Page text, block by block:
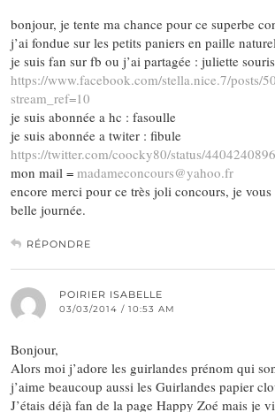
bonjour, je tente ma chance pour ce superbe
j’ai fondue sur les petits paniers en paille
je suis fan sur fb ou j’ai partagée : juliette
https://www.facebook.com/stella.nice.7/posts/
stream_ref=10
je suis abonnée a hc : fasoulle
je suis abonnée a twiter : fibule
https://twitter.com/coocky80/status/
mon mail = madameconcours@yahoo.fr
encore merci pour ce très joli concours, je vous
belle journée.
RÉPONDRE
POIRIER ISABELLE
03/03/2014 / 10:53 AM
Bonjour,
Alors moi j’adore les guirlandes prénom qui
j’aime beaucoup aussi les Guirlandes papier
J’étais déjà fan de la page Happy Zoé mais je